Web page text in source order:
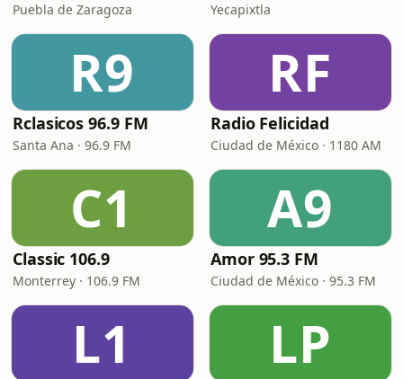
Puebla de Zaragoza Yecapixtla
R9
Rclasicos 96.9 FM
Santa Ana · 96.9 FM
RF
Radio Felicidad
Ciudad de México · 1180 AM
C1
Classic 106.9
Monterrey · 106.9 FM
A9
Amor 95.3 FM
Ciudad de México · 95.3 FM
L1 LP